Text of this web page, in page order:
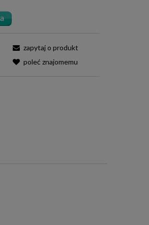
zapytaj o produkt
poleć znajomemu